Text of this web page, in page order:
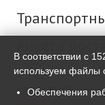
СВЯЗАТЬСЯ С
В соответствии с
используем файлы
Обеспечения